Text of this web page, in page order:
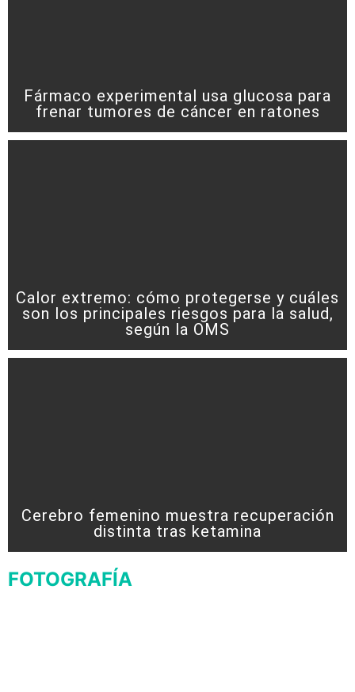
Fármaco experimental usa glucosa para
frenar tumores de cáncer en ratones
Calor extremo: cómo protegerse y cuáles
son los principales riesgos para la salud,
según la OMS
Cerebro femenino muestra recuperación
distinta tras ketamina
FOTOGRAFÍA